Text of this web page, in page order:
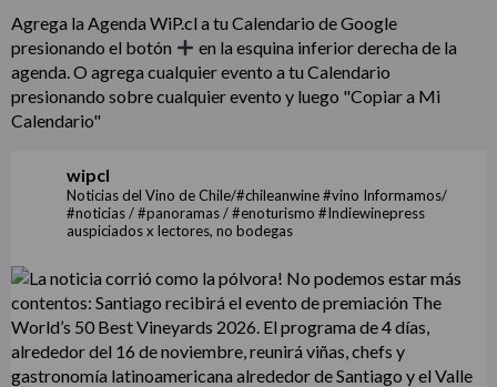
Agrega la Agenda WiP.cl a tu Calendario de Google
presionando el botón
en la esquina inferior derecha de la
agenda. O agrega cualquier evento a tu Calendario
presionando sobre cualquier evento y luego "Copiar a Mi
Calendario"
wipcl
Noticias del Vino de Chile/#chileanwine #vino Informamos/
#noticias / #panoramas / #enoturismo #Indiewinepress
auspiciados x lectores, no bodegas